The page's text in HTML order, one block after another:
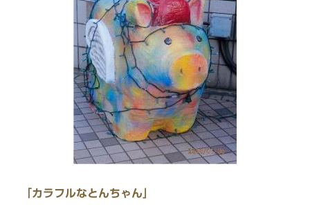
「カラフルなとんちゃん」